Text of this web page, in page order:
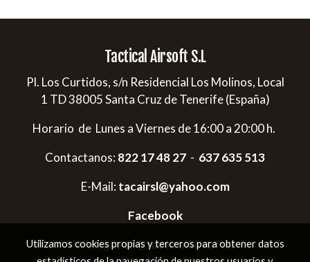
Tactical Airsoft S.L
Pl. Los Curtidos, s/n Residencial Los Molinos, Local
1 TD 38005 Santa Cruz de Tenerife (España)
Horario de Lunes a Viernes de 16:00 a 20:00 h.
Contactanos: 822 17 48 27 - 637 635 513
E-Mail: tacairsl@yahoo.com
Facebook
Instagram:@tacticalairsoftsl
Utilizamos cookies propias y terceros para obtener datos